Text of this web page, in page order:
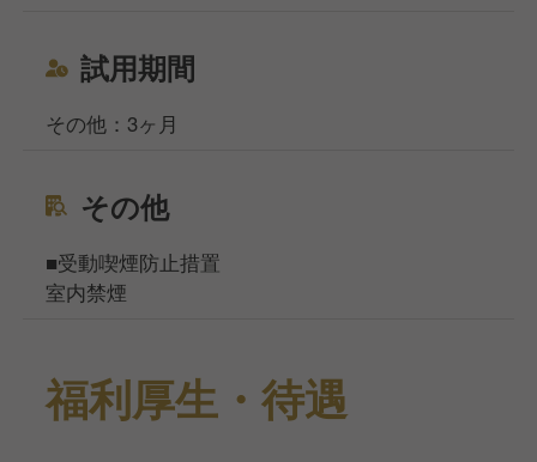
試用期間
その他：3ヶ月
その他
■受動喫煙防止措置
室内禁煙
福利厚生・待遇